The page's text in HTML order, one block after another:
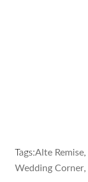
Tags:Alte Remise,
Wedding Corner,